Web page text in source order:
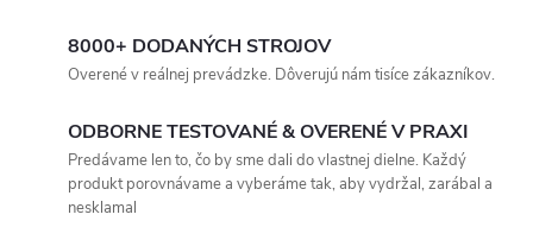
8000+ DODANÝCH STROJOV
Overené v reálnej prevádzke. Dôverujú nám tisíce zákazníkov.
ODBORNE TESTOVANÉ & OVERENÉ V PRAXI
Predávame len to, čo by sme dali do vlastnej dielne. Každý
produkt porovnávame a vyberáme tak, aby vydržal, zarábal a
nesklamal